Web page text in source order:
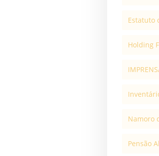
Estatuto
Holding
Namoro
Pensão